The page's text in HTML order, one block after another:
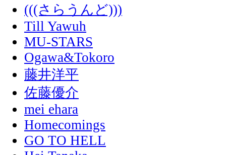
(((さらうんど)))
Till Yawuh
MU-STARS
Ogawa&Tokoro
藤井洋平
佐藤優介
mei ehara
Homecomings
GO TO HELL